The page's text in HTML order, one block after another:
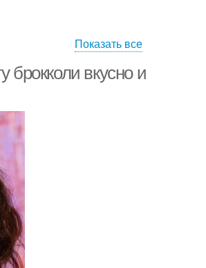
Показать все
брокколи вкусно и